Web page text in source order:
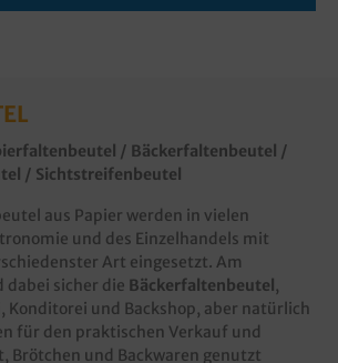
/ Bäckerfaltenbeutel /
/ Sichtstreifenbeutel
aus Papier werden in vielen
und des Einzelhandels mit
Art eingesetzt. Am
dabei sicher die Bäckerfaltenbeutel ,
Konditorei und Backshop, aber natürlich
für den praktischen Verkauf und
Brötchen und Backwaren genutzt